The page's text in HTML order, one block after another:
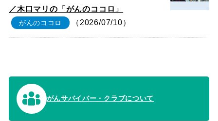
／木口マリの「がんのココロ」
がんのココロ （2026/07/10）
がんサバイバー・クラブについて